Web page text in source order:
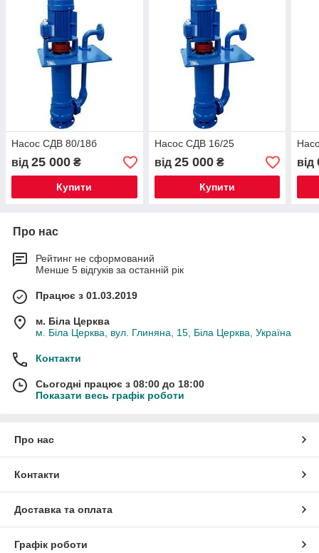
Насос СДВ 80/18б
від 25 000 ₴
Купити
Насос СДВ 16/25
від 25 000₴
Купити
від
Про нас
Рейтинг не сформований
Менше 5 відгуків за останній рік
Працює з 01.03.2019
м. Біла Церква
м. Біла Церква, вул. Глиняна, 15, Біла Церква, Україна
Контакти
Сьогодні працює з 08:00 до 18:00
Показати весь графік роботи
Про нас
Контакти
Доставка та оплата
Графік роботи